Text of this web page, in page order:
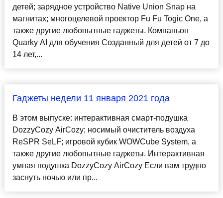
детей; зарядное устройство Native Union Snap на
магнитах; многоцелевой проектор Fu Fu Togic One, а
также другие любопытные гаджеты. Компаньон
Quarky AI для обучения Созданный для детей от 7 до
14 лет,...
Гаджеты недели 11 января 2021 года
В этом выпуске: интерактивная смарт-подушка
DozzyCozy AirCozy; носимый очиститель воздуха
ReSPR SeLF; игровой кубик WOWCube System, а
также другие любопытные гаджеты. Интерактивная
умная подушка DozzyCozy AirCozy Если вам трудно
заснуть ночью или пр...